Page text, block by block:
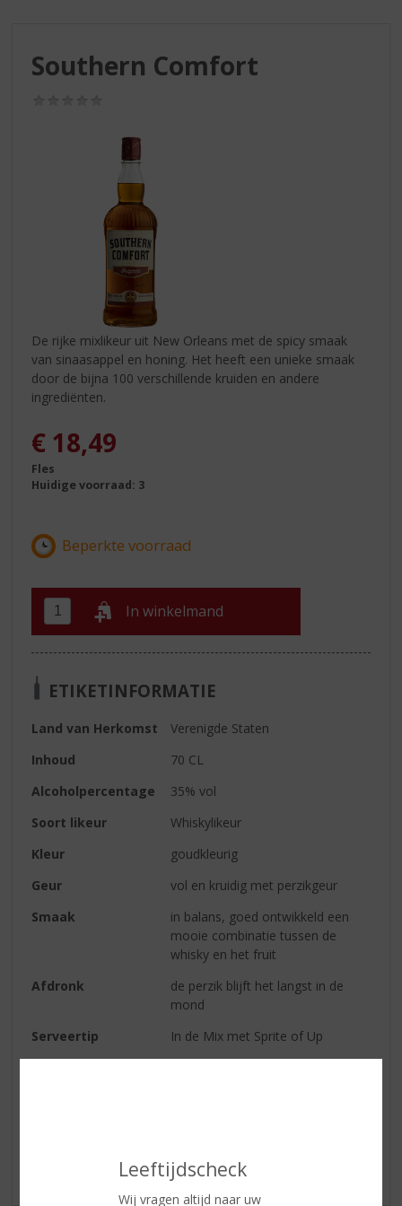
Leeftijdscheck
Wij vragen altijd naar uw
Southern Comfort
De rijke mixlikeur uit New Orleans met de spicy smaak
van sinaasappel en honing. Het heeft een unieke smaak
door de bijna 100 verschillende kruiden en andere
ingrediënten.
€ 18,49
Fles
Huidige voorraad: 3
In winkelmand
ETIKETINFORMATIE
Land van Herkomst
Verenigde Staten
Inhoud
70 CL
Alcoholpercentage
35% vol
Soort likeur
Whiskylikeur
Kleur
goudkleurig
Geur
vol en kruidig met perzikgeur
Smaak
in balans, goed ontwikkeld een
mooie combinatie tussen de
whisky en het fruit
Afdronk
de perzik blijft het langst in de
mond
Serveertip
In de Mix met Sprite of Up
Er zijn nog geen reviews geplaatst voor dit product